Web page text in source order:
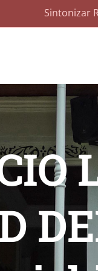
Sintonizar